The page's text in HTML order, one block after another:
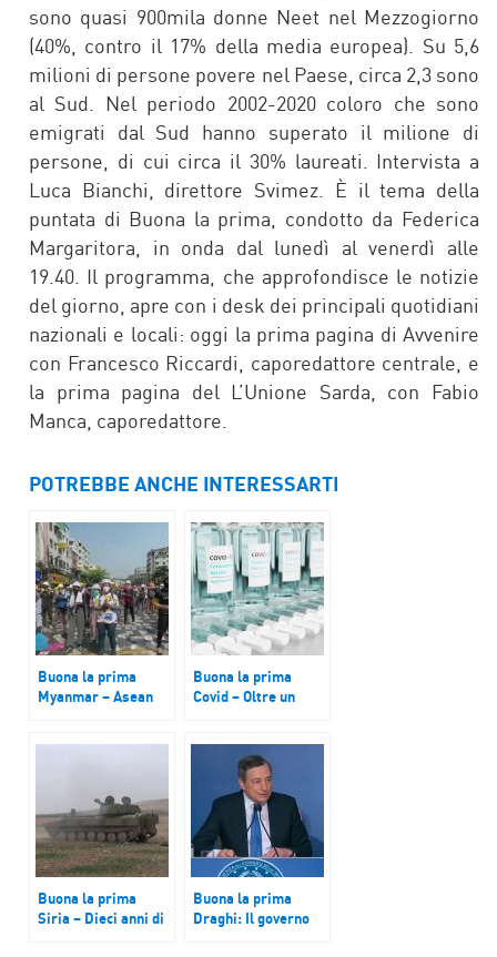
sono quasi 900mila donne Neet nel Mezzogiorno
(40%, contro il 17% della media europea). Su 5,6
milioni di persone povere nel Paese, circa 2,3 sono
al Sud. Nel periodo 2002-2020 coloro che sono
emigrati dal Sud hanno superato il milione di
persone, di cui circa il 30% laureati. Intervista a
Luca Bianchi, direttore Svimez. È il tema della
puntata di Buona la prima, condotto da Federica
Margaritora, in onda dal lunedì al venerdì alle
19.40. Il programma, che approfondisce le notizie
del giorno, apre con i desk dei principali quotidiani
nazionali e locali: oggi la prima pagina di Avvenire
con Francesco Riccardi, caporedattore centrale, e
la prima pagina del L’Unione Sarda, con Fabio
Manca, caporedattore.
POTREBBE ANCHE INTERESSARTI
Buona la prima
Myanmar – Asean
Buona la prima
Covid – Oltre un
esportazione di
AstraZeneca. Inizia
sperimentazione
monoclonali.
Buona la prima
Siria – Dieci anni di
Buona la prima
Draghi: Il governo